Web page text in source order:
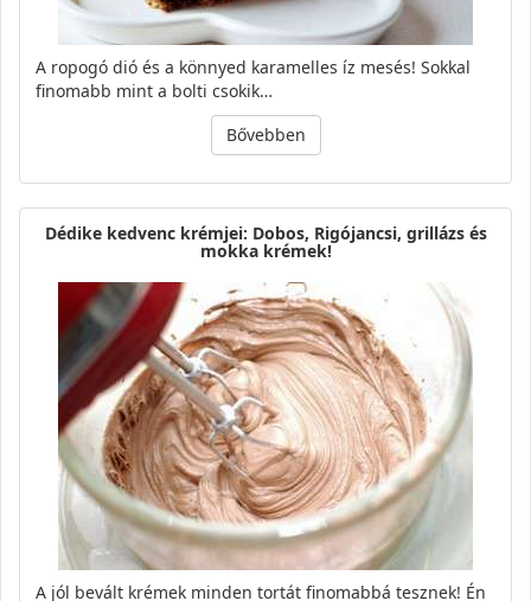
A ropogó dió és a könnyed karamelles íz mesés! Sokkal
finomabb mint a bolti csokik…
Bővebben
Dédike kedvenc krémjei: Dobos, Rigójancsi, grillázs és
mokka krémek!
A jól bevált krémek minden tortát finomabbá tesznek! Én